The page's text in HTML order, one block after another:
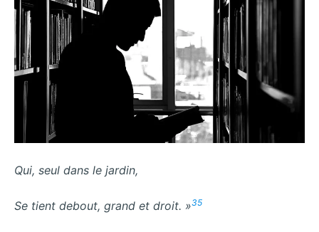
Qui, seul dans le jardin,
Se tient debout, grand et droit. »35